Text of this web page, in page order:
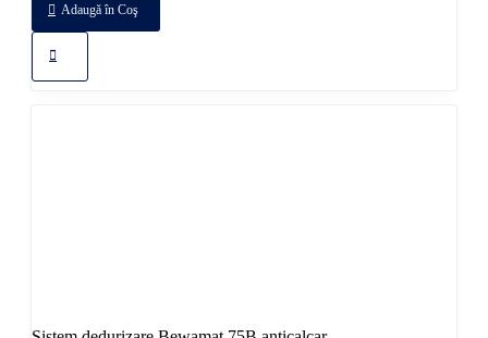
Adaugă în Coş